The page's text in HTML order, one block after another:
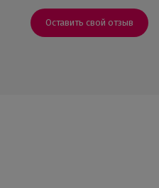
Оставить свой отзыв